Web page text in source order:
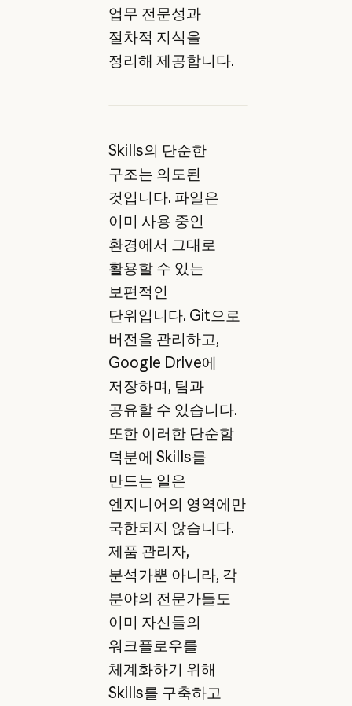
업무 전문성과
절차적 지식을
정리해 제공합니다.
Skills의 단순한
구조는 의도된
것입니다. 파일은
이미 사용 중인
환경에서 그대로
활용할 수 있는
보편적인
단위입니다. Git으로
버전을 관리하고,
Google Drive에
저장하며, 팀과
공유할 수 있습니다.
또한 이러한 단순함
덕분에 Skills를
만드는 일은
엔지니어의 영역에만
국한되지 않습니다.
제품 관리자,
분석가뿐 아니라, 각
분야의 전문가들도
이미 자신들의
워크플로우를
체계화하기 위해
Skills를 구축하고